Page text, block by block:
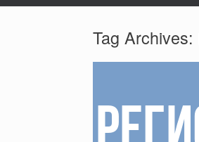
Tag Archives: